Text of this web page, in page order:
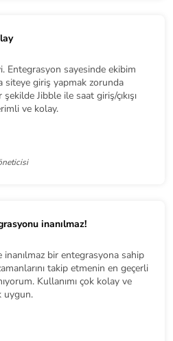
Entegrasyon sayesinde ekibim
siteye giriş yapmak zorunda
Jibble ile saat giriş/çıkışı
ve kolay.
inanılmaz!
bir entegrasyona sahip
takip etmenin en geçerli
Kullanımı çok kolay ve
uygun.